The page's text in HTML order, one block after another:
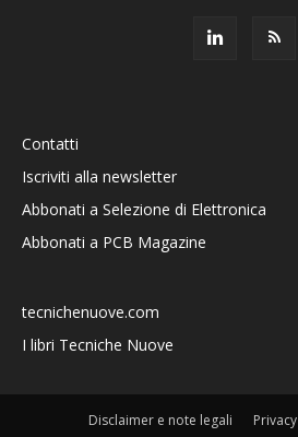
Contatti
Iscriviti alla newsletter
Abbonati a Selezione di Elettronica
Abbonati a PCB Magazine
tecnichenuove.com
I libri Tecniche Nuove
Disclaimer e note legali Privacy